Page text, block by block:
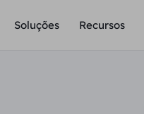
Soluções Recursos